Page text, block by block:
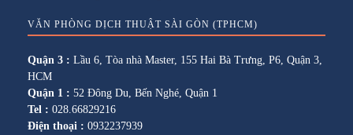
VĂN PHÒNG DỊCH THUẬT SÀI GÒN (TPHCM)
Quận 3 : Lầu 6, Tòa nhà Master, 155 Hai Bà Trưng, P6, Quận 3,
HCM
Quận 1 : 52 Đông Du, Bến Nghé, Quận 1
Tel : 028.66829216
Điện thoại : 0932237939